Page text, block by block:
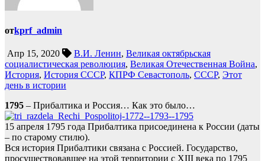
отkprf_admin
Апр 15, 2020 В.И. Ленин, Великая октябрьская
социалистическая революция, Великая Отечественная Война,
История, История СССР, КПРФ Севастополь, СССР, Этот
день в истории
1795 – Прибалтика и Россия… Как это было…
15 апреля 1795 года Прибалтика присоединена к России (даты
– по старому стилю).
Вся история Прибалтики связана с Россией. Государство,
просуществовавшее на этой территории с XIII века по 1795